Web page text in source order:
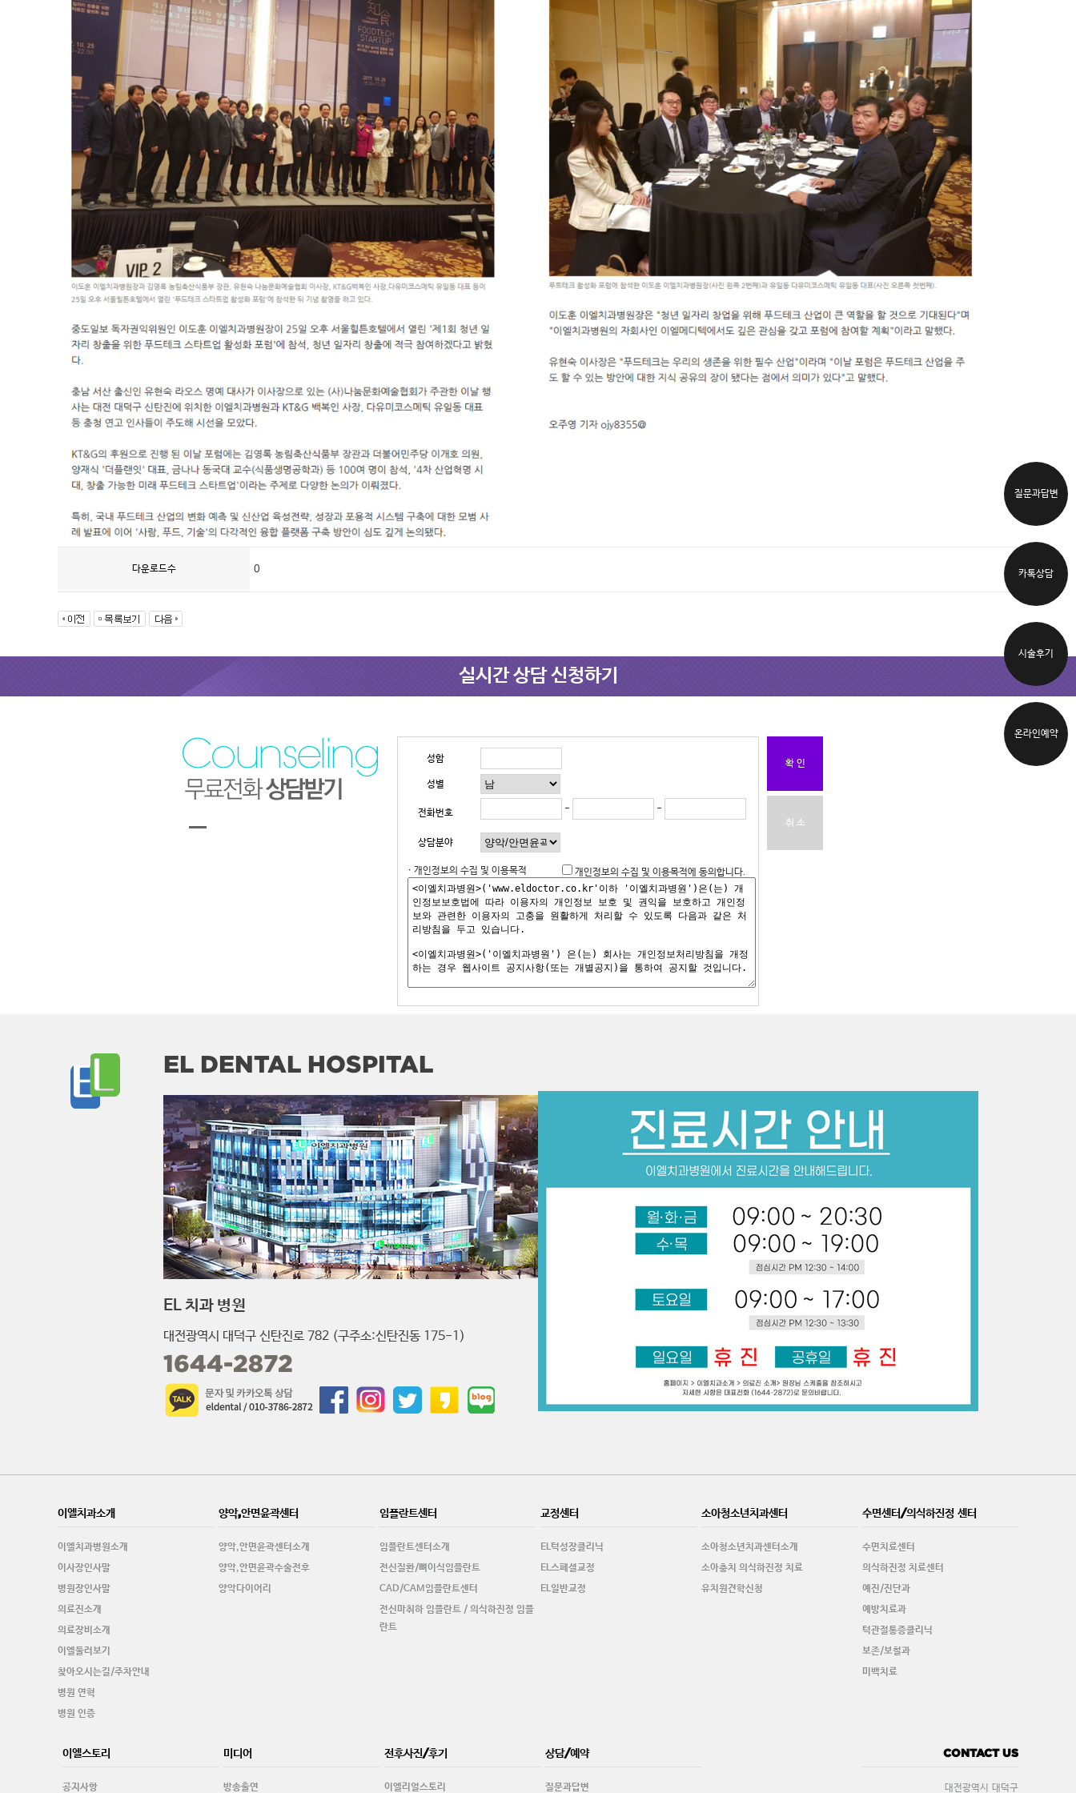
다운로드수 0
실시간 상담 신청하기
성함
성별
전화번호 - -
상담분야
· 개인정보의 수집 및 이용목적 개인정보의 수집 및 이용목적에 동의합니다.
확 인
취 소
EL DENTAL HOSPITAL
EL 치과 병원
대전광역시 대덕구 신탄진로 782 (구주소:신탄진동 175-1)
1644-2872
이엘치과소개
이엘치과병원소개
이사장인사말
병원장인사말
의료진소개
의료장비소개
이엘둘러보기
찾아오시는길/주차안내
병원 연혁
병원 인증
양악,안면윤곽센터
양악,안면윤곽센터소개
양악,안면윤곽수술전후
양악다이어리
임플란트센터
임플란트센터소개
전신질환/뼈이식임플란트
CAD/CAM임플란트센터
전신마취하 임플란트 / 의식하진정 임플
란트
교정센터
EL턱성장클리닉
EL스페셜교정
EL일반교정
소아청소년치과센터
소아청소년치과센터소개
소아충치 의식하진정 치료
유치원견학신청
수면센터/의식하진정 센터
수면치료센터
의식하진정 치료센터
예진/진단과
예방치료과
턱관절통증클리닉
보존/보철과
미백치료
이엘스토리
공지사항
미디어
방송출연
전후사진/후기
이엘리얼스토리
상담/예약
질문과답변
CONTACT US
대전광역시 대덕구
질문과답변
카톡상담
시술후기
온라인예약